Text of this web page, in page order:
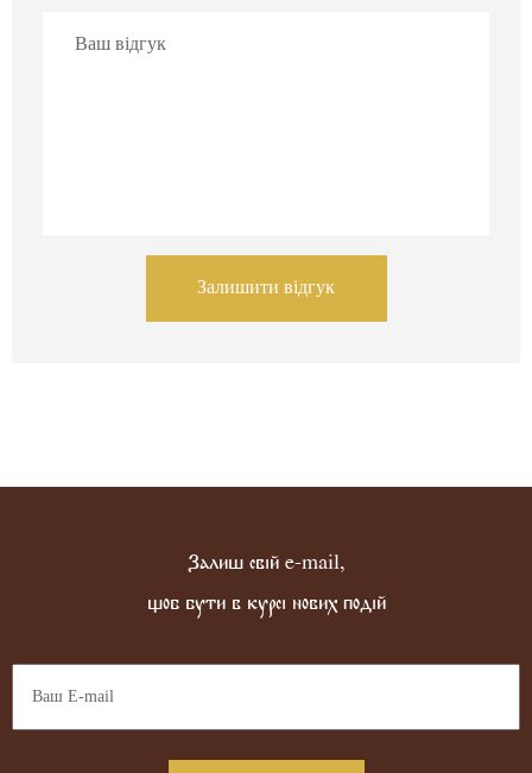
Залишити відгук
Залиш свій e-mail,
щоб бути в курсі нових подій